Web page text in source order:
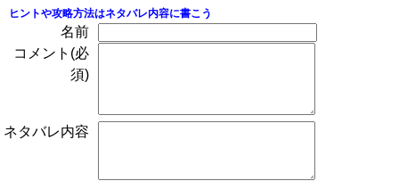
ヒントや攻略方法はネタバレ内容に書こう
名前
コメント(必
須)
ネタバレ内容